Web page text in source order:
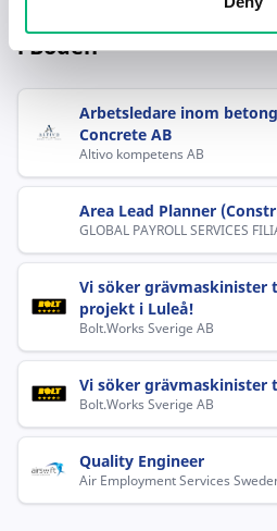
Populära jobb inom
i Boden
Arbetsledare inom
Concrete AB
Altivo kompetens AB
Area Lead Planner
GLOBAL PAYROLL SERVICES
Vi söker grävmaskinister
projekt i Luleå!
Bolt.Works Sverige AB
Vi söker grävmaskinister
Bolt.Works Sverige AB
Quality Engineer
Air Employment Services